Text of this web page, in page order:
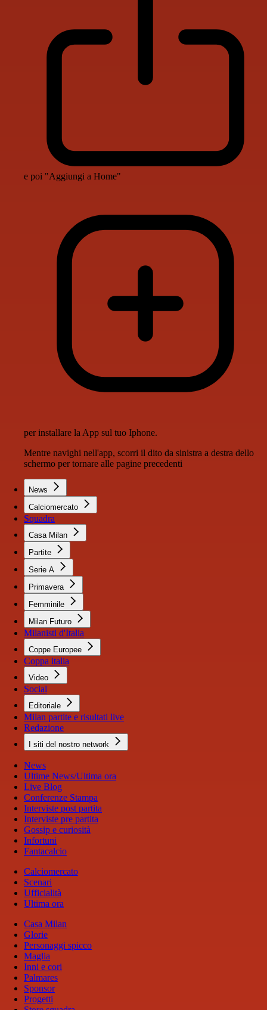
e poi "Aggiungi a Home"
per installare la App sul tuo Iphone.
Mentre navighi nell'app, scorri il dito da sinistra a destra dello
schermo per tornare alle pagine precedenti
News
Calciomercato
Squadra
Casa Milan
Partite
Serie A
Primavera
Femminile
Milan Futuro
Milanisti d'Italia
Coppe Europee
Coppa italia
Video
Social
Editoriale
Milan partite e risultati live
Redazione
I siti del nostro network
News
Ultime News/Ultima ora
Live Blog
Conferenze Stampa
Interviste post partita
Interviste pre partita
Gossip e curiosità
Infortuni
Fantacalcio
Calciomercato
Scenari
Ufficialità
Ultima ora
Casa Milan
Glorie
Personaggi spicco
Maglia
Inni e cori
Palmares
Sponsor
Progetti